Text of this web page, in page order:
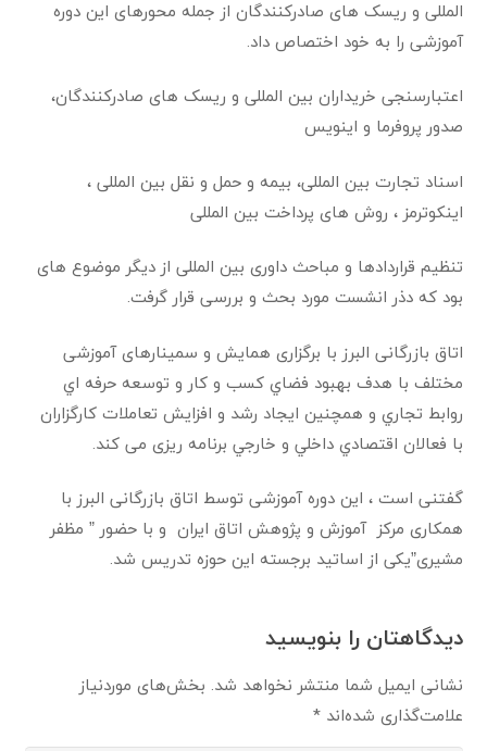
المللی و ریسک های صادرکنندگان از جمله محورهای این دوره
آموزشی را به خود اختصاص داد.
اعتبارسنجی خریداران بین المللی و ریسک های صادرکنندگان،
صدور پروفرما و اینویس
اسناد تجارت بین المللی، بیمه و حمل و نقل بین المللی ،
اینکوترمز ، روش های پرداخت بین المللی
تنظیم قراردادها و مباحث داوری بین المللی از دیگر موضوع های
بود که دذر انشست مورد بحث و بررسی قرار گرفت.
اتاق بازرگانی البرز با برگزاری همایش و سمینارهای آموزشی
مختلف با هدف بهبود فضاي كسب و كار و توسعه حرفه اي
روابط تجاري و همچنین ایجاد رشد و افزايش تعاملات كارگزاران
با فعالان اقتصادي داخلي و خارجي برنامه ریزی می کند.
گفتنی است ، این دوره آموزشی توسط اتاق بازرگانی البرز با
همکاری مرکز آموزش و پژوهش اتاق ایران و با حضور ” مظفر
مشیری”یکی از اساتید برجسته این حوزه تدریس شد.
دیدگاهتان را بنویسید
نشانی ایمیل شما منتشر نخواهد شد. بخش‌های موردنیاز
علامت‌گذاری شده‌اند*